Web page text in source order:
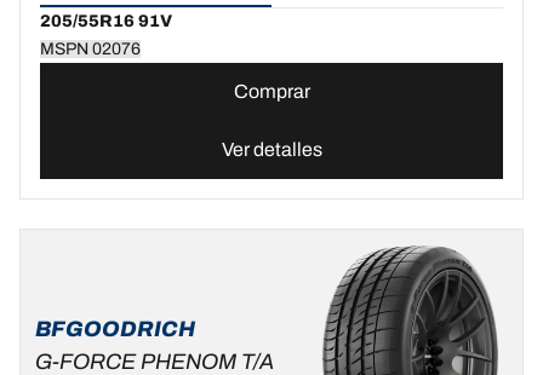
205/55R16 91V
MSPN 02076
Comprar
Ver detalles
BFGOODRICH
G-FORCE PHENOM T/A